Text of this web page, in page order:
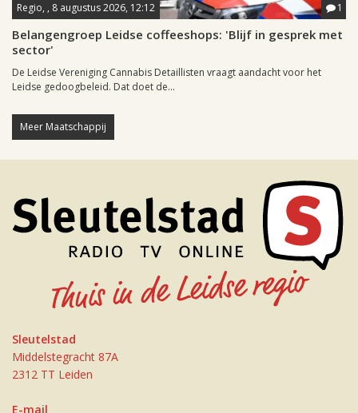
Regio, , 8 augustus 2026, 12:12 1
Belangengroep Leidse coffeeshops: 'Blijf in gesprek met
sector'
De Leidse Vereniging Cannabis Detaillisten vraagt aandacht voor het
Leidse gedoogbeleid. Dat doet de...
Meer Maatschappij
Sleutelstad
Middelstegracht 87A
2312 TT Leiden
E-mail